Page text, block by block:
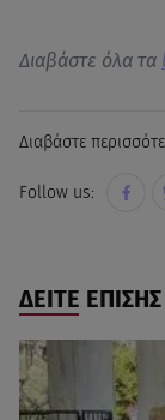
Διαβάστε όλα τα
Διαβάστε
Follow us:
ΔΕΙΤΕ ΕΠΙΣΗΣ